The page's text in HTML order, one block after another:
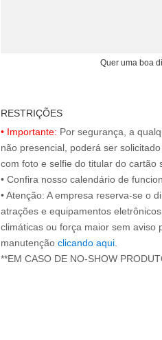
Quer uma boa
RESTRIÇÕES
• Importante: Por segurança, a
não presencial, poderá ser
com foto e selfie do titular do cartão
• Confira nosso calendário de
• Atenção: A empresa reserva-se o
atrações e equipamentos
climáticas ou força maior sem aviso
manutenção clicando aqui
**EM CASO DE NO-SHOW